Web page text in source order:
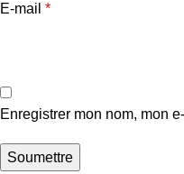
E-mail *
Enregistrer mon nom, mon